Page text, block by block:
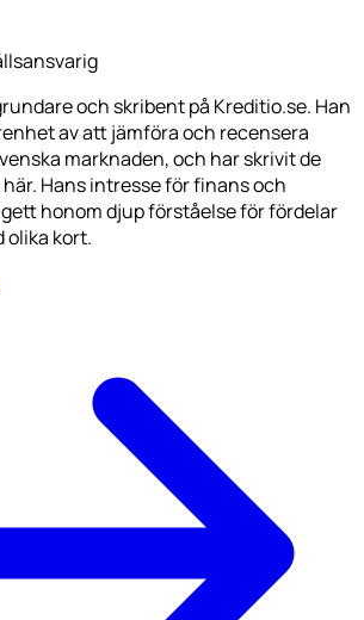
och skribent på Kreditio.se. Han
av att jämföra och recensera
marknaden, och har skrivit de
Hans intresse för finans och
honom djup förståelse för fördelar
olika kort.